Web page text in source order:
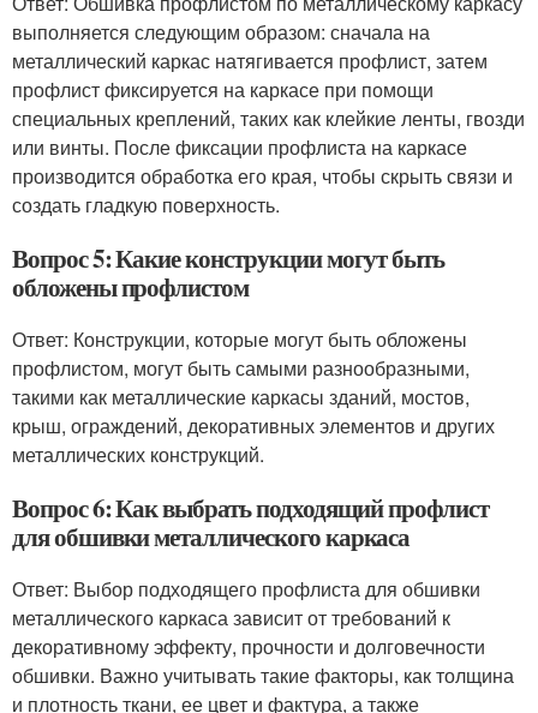
выполняется следующим образом: сначала на
металлический каркас натягивается профлист, затем
профлист фиксируется на каркасе при помощи
специальных креплений, таких как клейкие ленты, гвозди
или винты. После фиксации профлиста на каркасе
производится обработка его края, чтобы скрыть связи и
создать гладкую поверхность.
Вопрос 5: Какие конструкции могут быть
обложены профлистом
Ответ: Конструкции, которые могут быть обложены
профлистом, могут быть самыми разнообразными,
такими как металлические каркасы зданий, мостов,
крыш, ограждений, декоративных элементов и других
металлических конструкций.
Вопрос 6: Как выбрать подходящий профлист
для обшивки металлического каркаса
Ответ: Выбор подходящего профлиста для обшивки
металлического каркаса зависит от требований к
декоративному эффекту, прочности и долговечности
обшивки. Важно учитывать такие факторы, как толщина
и плотность ткани, ее цвет и фактура, а также